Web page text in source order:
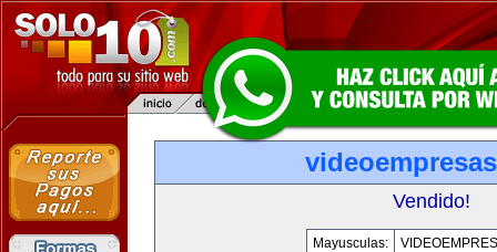
Vendido!
Mayusculas: